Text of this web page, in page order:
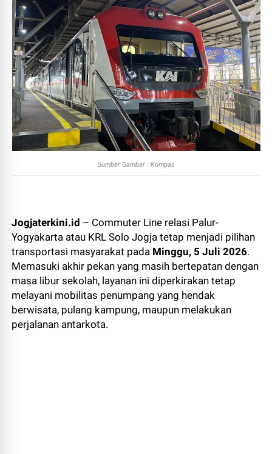
Sumber Gambar : Kompas
Jogjaterkini.id – Commuter Line relasi Palur-
Yogyakarta atau KRL Solo Jogja tetap menjadi pilihan
transportasi masyarakat pada Minggu, 5 Juli 2026.
Memasuki akhir pekan yang masih bertepatan dengan
masa libur sekolah, layanan ini diperkirakan tetap
melayani mobilitas penumpang yang hendak
berwisata, pulang kampung, maupun melakukan
perjalanan antarkota.